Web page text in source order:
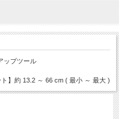
ップツール
】約 13.2 ～ 66 cm ( 最小 ～ 最大 )